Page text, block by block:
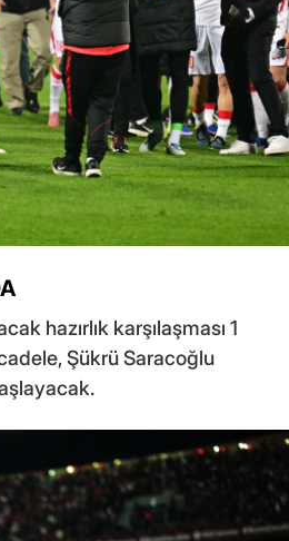
hazırlık karşılaşması 1
Şükrü Saracoğlu